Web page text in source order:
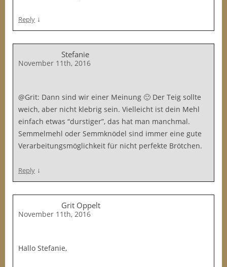
Reply ↓
Stefanie
November 11th, 2016
@Grit: Dann sind wir einer Meinung 🙂 Der Teig sollte
weich, aber nicht klebrig sein. Vielleicht ist dein Mehl
einfach etwas “durstiger”, das hat man manchmal.
Semmelmehl oder Semmknödel sind immer eine gute
Verarbeitungsmöglichkeit für nicht perfekte Brötchen.
Reply ↓
Grit Oppelt
November 11th, 2016
Hallo Stefanie,